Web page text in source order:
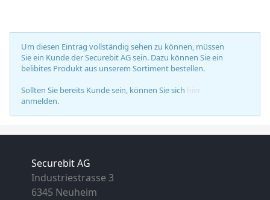
Um diesen Eintrag vollständig sehen zu können, müssen
Sie ein Kunde der Securebit AG sein. Dazu können Sie ein
belibites Produkt aus unserem Sortiment bestellen.
Sollten Sie bereits Kunde sein, können Sie sich hier
anmelden.
Securebit AG
Industriestrasse 3
6345 Neuheim